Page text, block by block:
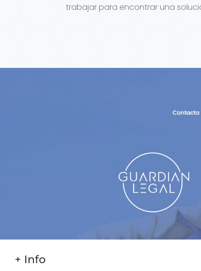
trabajar para encontrar una
+ Info